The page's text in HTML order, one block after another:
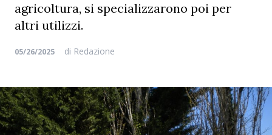
agricoltura, si specializzarono poi per
altri utilizzi.
05/26/2025 di Redazione